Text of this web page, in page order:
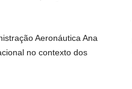
Aeronáutica Ana
no contexto dos